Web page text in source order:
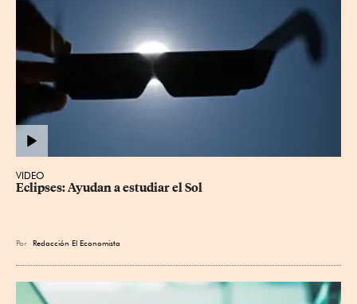
VIDEO
Eclipses: Ayudan a estudiar el Sol
Por Redacción El Economista